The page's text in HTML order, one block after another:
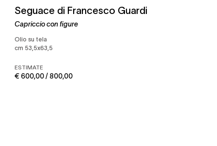
Seguace di Francesco Guardi
Capriccio con figure
olio su tela
cm 53,5x63,5
ESTIMATE
€ 600,00 / 800,00